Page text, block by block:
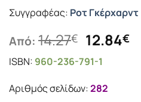
Συγγραφέας: Ροτ Γκέρχαρντ
Από: 14.27€ Original
price
was:
14.27€.
12.84€Η
ISBN: 960-236-791-1
Αριθμός σελίδων:282